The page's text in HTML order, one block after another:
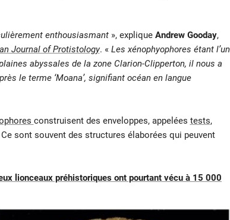
enthousiasmant», explique Andrew Gooday,
Journal of Protistology. « Les xénophyophores étant l’un
abyssales de la zone Clarion-Clipperton, il nous a
le terme ‘Moana’, signifiant océan en langue
construisent des enveloppes, appelées tests,
sont souvent des structures élaborées qui peuvent
lionceaux préhistoriques ont pourtant vécu à 15 000